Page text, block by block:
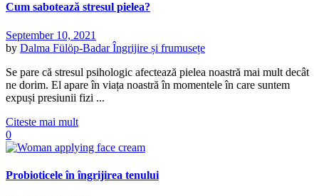
Cum sabotează stresul pielea?
September 10, 2021
by Dalma Fülöp-BadarÎngrijire și frumusețe
Se pare că stresul psihologic afectează pielea noastră mai mult decât
ne dorim. El apare în viața noastră în momentele în care suntem
expuși presiunii fizi ...
Citeste mai mult
0
Probioticele în îngrijirea tenului